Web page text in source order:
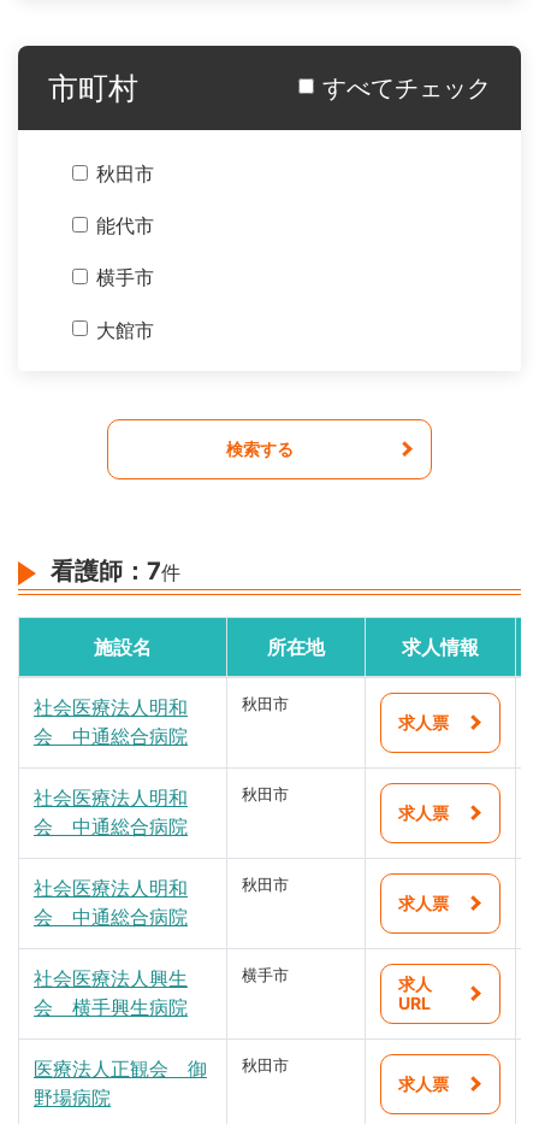
臨床検査技師
衛生検査技師
診療放射線技師
エックス線技師
作業療法士
言語聴覚士
栄養士
調理師
視能訓練士
歯科衛生士・技工士
臨床工学技士
技能装具士
介護福祉士
公認心理士
MSW
市町村 すべてチェック
秋田市
能代市
横手市
大館市
湯沢市
鹿角市
潟上市
大仙市
北秋田市
にかほ市
仙北市
上小阿仁村
藤里町
三種町
八峰町
五城目町
検索する
看護師： 7件
施設名 所在地 求人情報
社会医療法人明和
会 中通総合病院
秋田市
求人票
社会医療法人明和
会 中通総合病院
秋田市
求人票
社会医療法人明和
会 中通総合病院
秋田市
求人票
社会医療法人興生
会 横手興生病院
横手市
求人
URL
医療法人正観会 御
野場病院
秋田市
求人票